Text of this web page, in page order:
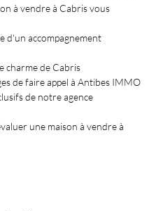
à vendre à Cabris vous
d'un accompagnement
charme de Cabris
de faire appel à Antibes IMMO
de notre agence
une maison à vendre à